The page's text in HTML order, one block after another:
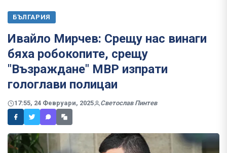
БЪЛГАРИЯ
Ивайло Мирчев: Срещу нас винаги
бяха робокопите, срещу
"Възраждане" МВР изпрати
гологлави полицаи
17:55, 24 Февруари, 2025 Светослав Пинтев